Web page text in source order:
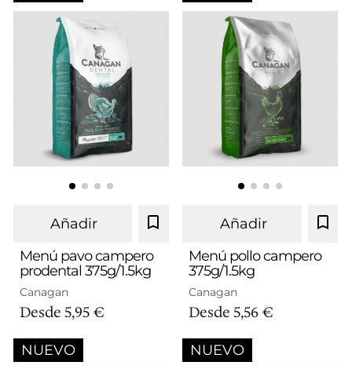
375g
Añadir
Menú pavo campero
prodental 375g/1.5kg
Canagan
Desde 5,95 €
375g
Añadir
Menú pollo campero
375g/1.5kg
Canagan
Desde5,56 €
NUEVO NUEVO